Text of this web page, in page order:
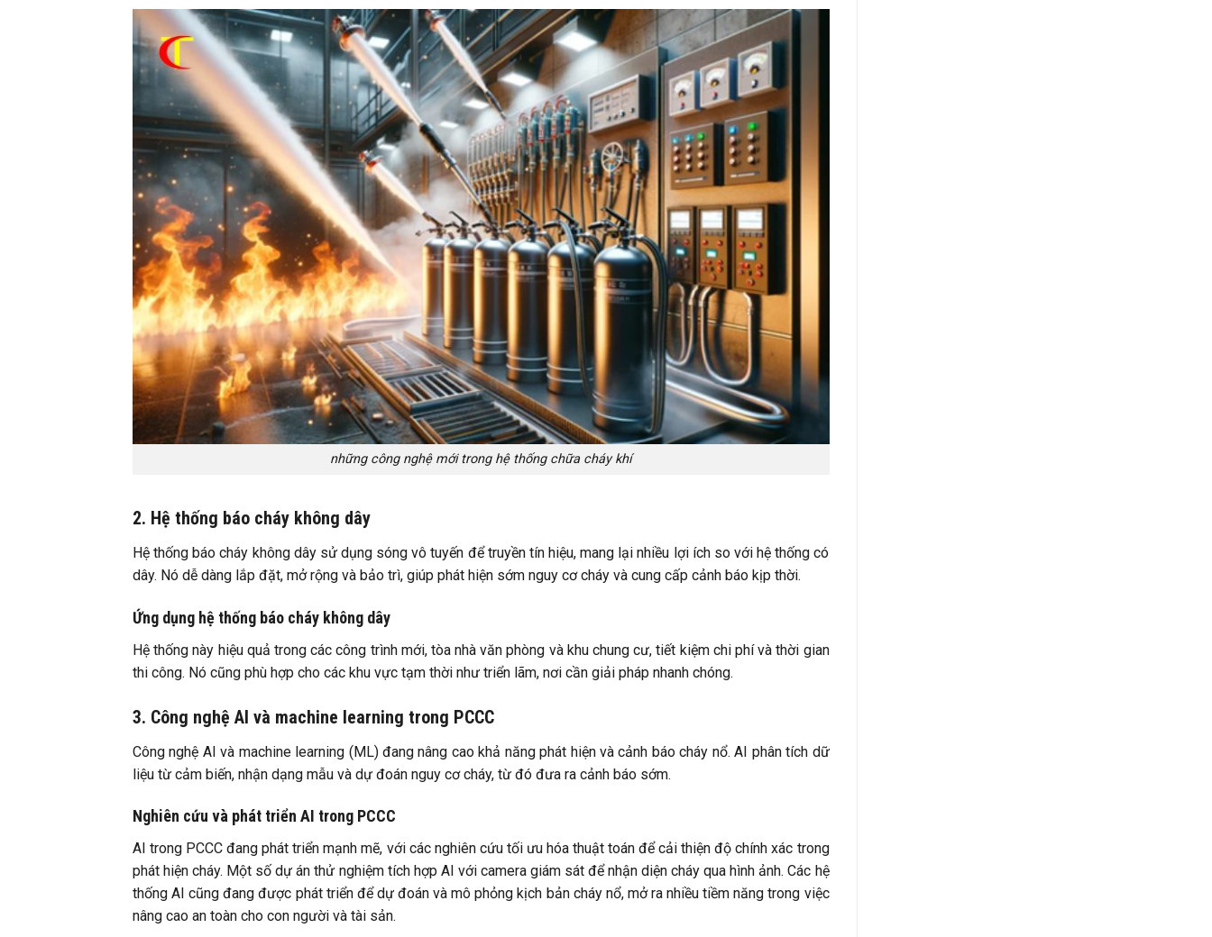
những công nghệ mới trong hệ thống chữa cháy khí
2. Hệ thống báo cháy không dây
Hệ thống báo cháy không dây sử dụng sóng vô tuyến để truyền tín hiệu, mang lại nhiều lợi ích so với hệ thống có
dây. Nó dễ dàng lắp đặt, mở rộng và bảo trì, giúp phát hiện sớm nguy cơ cháy và cung cấp cảnh báo kịp thời.
Ứng dụng hệ thống báo cháy không dây
Hệ thống này hiệu quả trong các công trình mới, tòa nhà văn phòng và khu chung cư, tiết kiệm chi phí và thời gian
thi công. Nó cũng phù hợp cho các khu vực tạm thời như triển lãm, nơi cần giải pháp nhanh chóng.
3. Công nghệ AI và machine learning trong PCCC
Công nghệ AI và machine learning (ML) đang nâng cao khả năng phát hiện và cảnh báo cháy nổ. AI phân tích dữ
liệu từ cảm biến, nhận dạng mẫu và dự đoán nguy cơ cháy, từ đó đưa ra cảnh báo sớm.
Nghiên cứu và phát triển AI trong PCCC
AI trong PCCC đang phát triển mạnh mẽ, với các nghiên cứu tối ưu hóa thuật toán để cải thiện độ chính xác trong
phát hiện cháy. Một số dự án thử nghiệm tích hợp AI với camera giám sát để nhận diện cháy qua hình ảnh. Các hệ
thống AI cũng đang được phát triển để dự đoán và mô phỏng kịch bản cháy nổ, mở ra nhiều tiềm năng trong việc
nâng cao an toàn cho con người và tài sản.